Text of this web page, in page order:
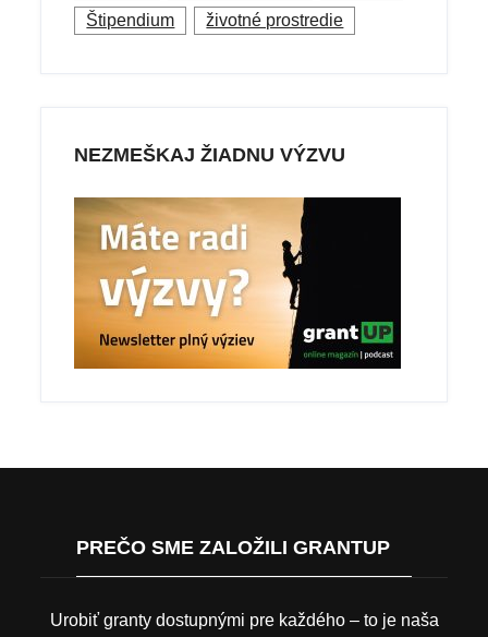
Štipendium
životné prostredie
NEZMEŠKAJ ŽIADNU VÝZVU
PREČO SME ZALOŽILI GRANTUP
Urobiť granty dostupnými pre každého – to je naša